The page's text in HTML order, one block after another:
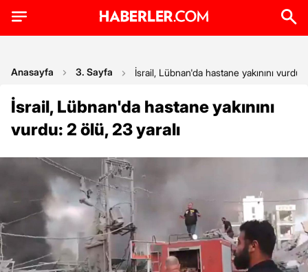
Anasayfa 3. Sayfa İsrail, Lübnan'da hastane yakınını vurdu:
İsrail, Lübnan'da hastane yakınını
vurdu: 2 ölü, 23 yaralı